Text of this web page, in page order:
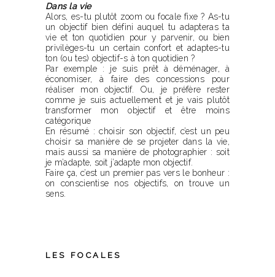
Dans la vie
Alors, es-tu plutôt zoom ou focale fixe ? As-tu
un objectif bien défini auquel tu adapteras ta
vie et ton quotidien pour y parvenir, ou bien
privilèges-tu un certain confort et adaptes-tu
ton (ou tes) objectif-s à ton quotidien ?
Par exemple : je suis prêt à déménager, à
économiser, à faire des concessions pour
réaliser mon objectif. Ou, je préfère rester
comme je suis actuellement et je vais plutôt
transformer mon objectif et être moins
catégorique
En résumé : choisir son objectif, c’est un peu
choisir sa manière de se projeter dans la vie,
mais aussi sa manière de photographier : soit
je m’adapte, soit j’adapte mon objectif.
Faire ça, c’est un premier pas vers le bonheur :
on conscientise nos objectifs, on trouve un
sens.
LES FOCALES